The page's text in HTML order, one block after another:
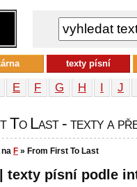
E F G H I J
To Last - texty a
F » From First To Last
texty písní podle
texty písní